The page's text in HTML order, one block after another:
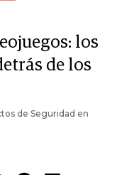
los
de los
de Seguridad en